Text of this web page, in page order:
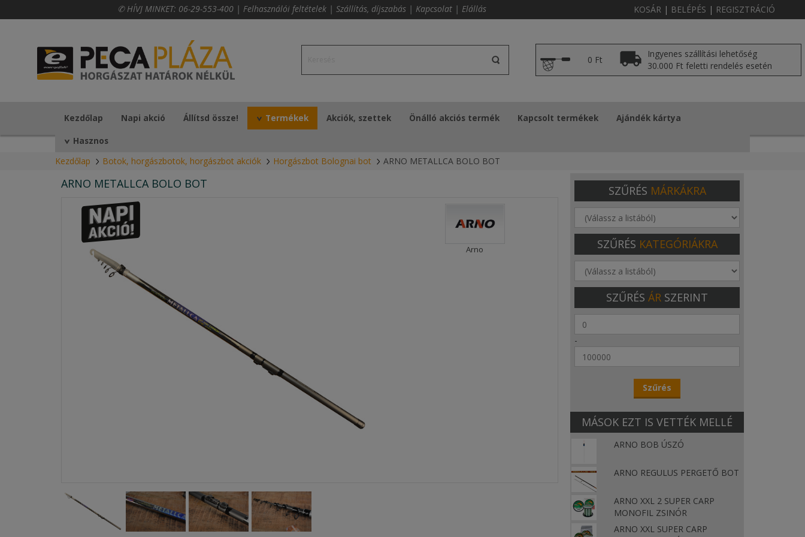
✆ HÍVJ MINKET: 06-29-553-400 | Felhasználói feltételek | Szállítás, díjszabás | Kapcsolat | Elállás KOSÁR | BELÉPÉS | REGISZTRÁCIÓ
0 Ft
Ingyenes szállítási lehetőség
30.000 Ft feletti rendelés esetén
Kezdőlap Napi akció Állítsd össze! Termékek Akciók, szettek Önálló akciós termék Kapcsolt termékek Ajándék kártya
Hasznos
Kezdőlap Botok, horgászbotok, horgászbot akciók Horgászbot Bolognai bot ARNO METALLCA BOLO BOT
ARNO METALLCA BOLO BOT
Arno
SZŰRÉS MÁRKÁKRA
SZŰRÉS KATEGÓRIÁKRA
SZŰRÉS ÁR SZERINT
-
MÁSOK EZT IS VETTÉK MELLÉ
ARNO BOB ÚSZÓ
ARNO REGULUS PERGETŐ BOT
ARNO XXL 2 SUPER CARP
MONOFIL ZSINÓR
ARNO XXL SUPER CARP